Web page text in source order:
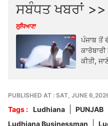
ਸਬੰਧਤ ਖਬਰਾਂ >>
ਲੁਧਿਆਣਾ
ਪੰਜਾਬ ਤੋਂ
ਕੀਤੀ,
PUBLISHED AT : SAT, JUNE
Tags : Ludhiana PUNJAB
Ludhiana Businessman